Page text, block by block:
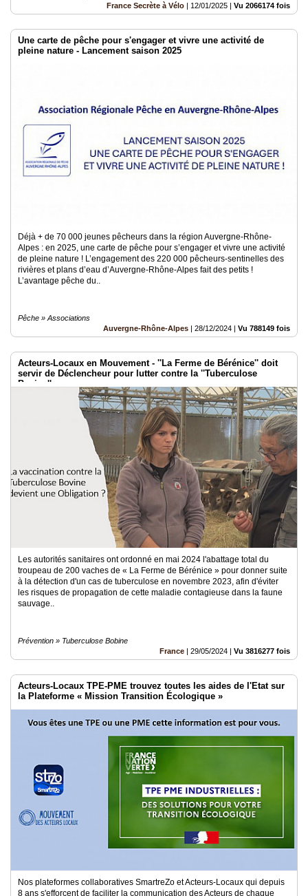
France Secrète à Vélo | 12/01/2025 | Vu 2066174 fois
Une carte de pêche pour s'engager et vivre une activité de
pleine nature - Lancement saison 2025
Déjà + de 70 000 jeunes pêcheurs dans la région Auvergne-Rhône-
Alpes : en 2025, une carte de pêche pour s’engager et vivre une activité
de pleine nature ! L’engagement des 220 000 pêcheurs-sentinelles des
rivières et plans d’eau d’Auvergne-Rhône-Alpes fait des petits !
L’avantage pêche du..
Pêche » Associations
Auvergne-Rhône-Alpes | 28/12/2024 | Vu 788149 fois
Acteurs-Locaux en Mouvement - ''La Ferme de Bérénice'' doit
servir de Déclencheur pour lutter contre la ''Tuberculose
Bovine''
Les autorités sanitaires ont ordonné en mai 2024 l'abattage total du
troupeau de 200 vaches de « La Ferme de Bérénice » pour donner suite
à la détection d'un cas de tuberculose en novembre 2023, afin d'éviter
les risques de propagation de cette maladie contagieuse dans la faune
sauvage..
Prévention » Tuberculose Bobine
France | 29/05/2024 | Vu 3816277 fois
Acteurs-Locaux TPE-PME trouvez toutes les aides de l'Etat sur
la Plateforme « Mission Transition Écologique »
Nos plateformes collaboratives SmartreZo et Acteurs-Locaux qui depuis
8 ans s'efforcent de faciliter la communication des Acteurs de chaque